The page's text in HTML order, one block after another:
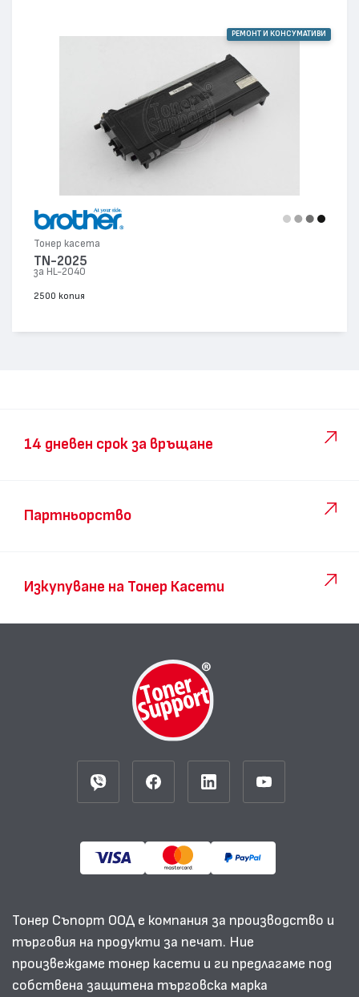
РЕМОНТ И КОНСУМАТИВИ
Тонер касета
TN-2025
за HL-2040
2500 копия
14 дневен срок за връщане
Партньорство
Изкупуване на Тонер Касети
Тонер Съпорт ООД е компания за производство и
търговия на продукти за печат. Ние
произвеждаме тонер касети и ги предлагаме под
собствена защитена търговска марка